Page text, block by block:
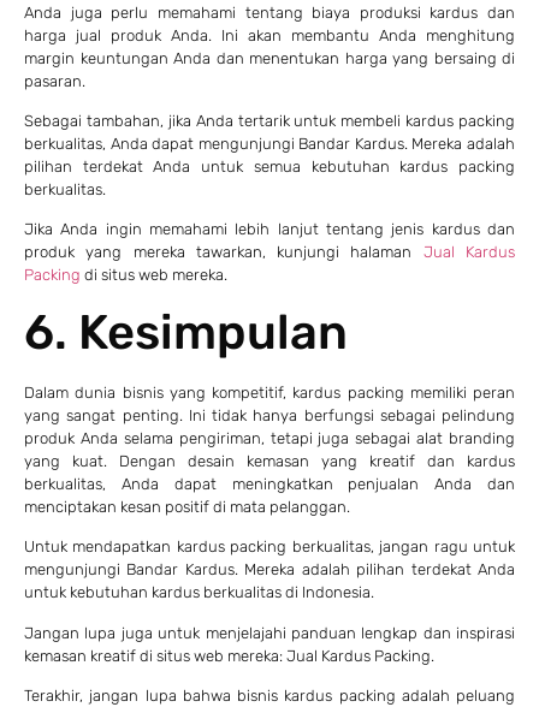
Anda juga perlu memahami tentang biaya produksi kardus dan
harga jual produk Anda. Ini akan membantu Anda menghitung
margin keuntungan Anda dan menentukan harga yang bersaing di
pasaran.
Sebagai tambahan, jika Anda tertarik untuk membeli kardus packing
berkualitas, Anda dapat mengunjungi Bandar Kardus. Mereka adalah
pilihan terdekat Anda untuk semua kebutuhan kardus packing
berkualitas.
Jika Anda ingin memahami lebih lanjut tentang jenis kardus dan
produk yang mereka tawarkan, kunjungi halaman Jual Kardus
Packing di situs web mereka.
6. Kesimpulan
Dalam dunia bisnis yang kompetitif, kardus packing memiliki peran
yang sangat penting. Ini tidak hanya berfungsi sebagai pelindung
produk Anda selama pengiriman, tetapi juga sebagai alat branding
yang kuat. Dengan desain kemasan yang kreatif dan kardus
berkualitas, Anda dapat meningkatkan penjualan Anda dan
menciptakan kesan positif di mata pelanggan.
Untuk mendapatkan kardus packing berkualitas, jangan ragu untuk
mengunjungi Bandar Kardus. Mereka adalah pilihan terdekat Anda
untuk kebutuhan kardus berkualitas di Indonesia.
Jangan lupa juga untuk menjelajahi panduan lengkap dan inspirasi
kemasan kreatif di situs web mereka: Jual Kardus Packing.
Terakhir, jangan lupa bahwa bisnis kardus packing adalah peluang